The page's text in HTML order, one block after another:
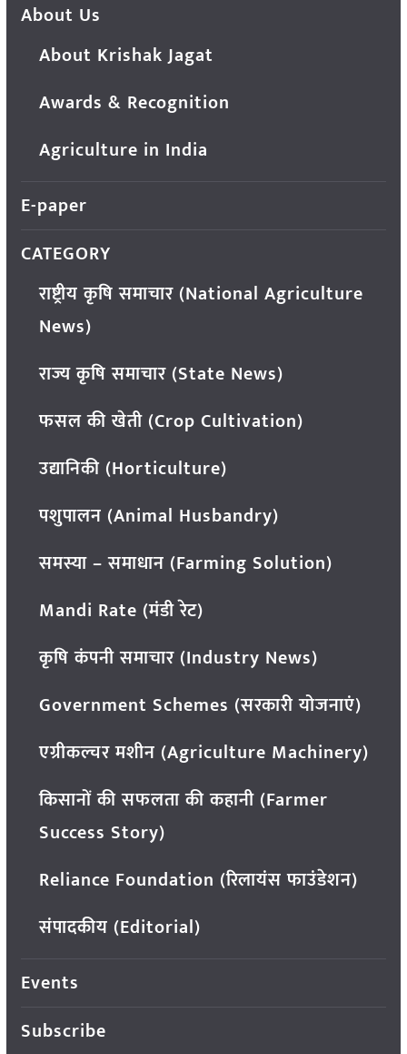
About Us
About Krishak Jagat
Awards & Recognition
Agriculture in India
E-paper
CATEGORY
राष्ट्रीय कृषि समाचार (National Agriculture
News)
राज्य कृषि समाचार (State News)
फसल की खेती (Crop Cultivation)
उद्यानिकी (Horticulture)
पशुपालन (Animal Husbandry)
समस्या – समाधान (Farming Solution)
Mandi Rate (मंडी रेट)
कृषि कंपनी समाचार (Industry News)
Government Schemes (सरकारी योजनाएं)
एग्रीकल्चर मशीन (Agriculture Machinery)
किसानों की सफलता की कहानी (Farmer
Success Story)
Reliance Foundation (रिलायंस फाउंडेशन)
संपादकीय (Editorial)
Events
Subscribe